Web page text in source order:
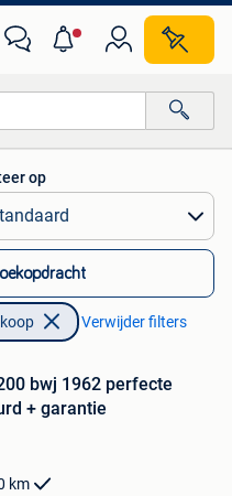
op
Verwijder filters
bwj 1962 perfecte
+ garantie
km